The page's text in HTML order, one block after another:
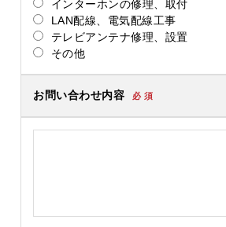
インターホンの修理、取付
LAN配線、電気配線工事
テレビアンテナ修理、設置
その他
お問い合わせ内容 必 須